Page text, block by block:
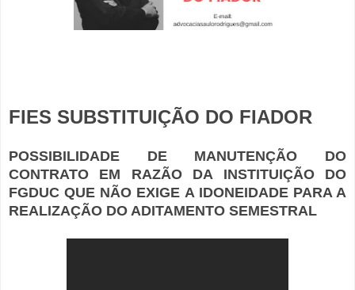
FIES SUBSTITUIÇÃO DO FIADOR
POSSIBILIDADE DE MANUTENÇÃO DO
CONTRATO EM RAZÃO DA INSTITUIÇÃO DO
FGDUC QUE NÃO EXIGE A IDONEIDADE PARA A
REALIZAÇÃO DO ADITAMENTO SEMESTRAL